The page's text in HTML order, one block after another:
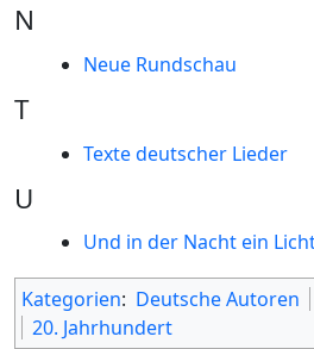
N
Neue Rundschau
T
Texte deutscher Lieder
U
Und in der Nacht ein
Kategorien: Deutsche Autoren
20. Jahrhundert